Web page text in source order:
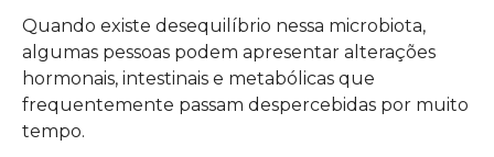
Quando existe desequilíbrio nessa microbiota,
algumas pessoas podem apresentar alterações
hormonais, intestinais e metabólicas que
frequentemente passam despercebidas por muito
tempo.